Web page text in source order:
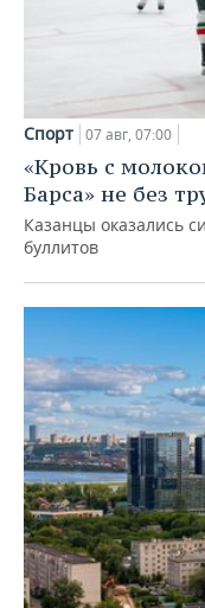
Спорт 07 авг, 07:00
«Кровь с
Барса» не без
Казанцы оказались
буллитов